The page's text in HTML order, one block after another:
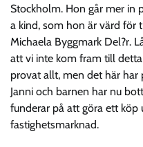
Stockholm. Hon går mer in
a kind, som hon är värd för
Michaela Byggmark Del?r.
att vi inte kom fram till
provat allt, men det här har
Janni och barnen har nu
funderar på att göra ett köp
fastighetsmarknad.